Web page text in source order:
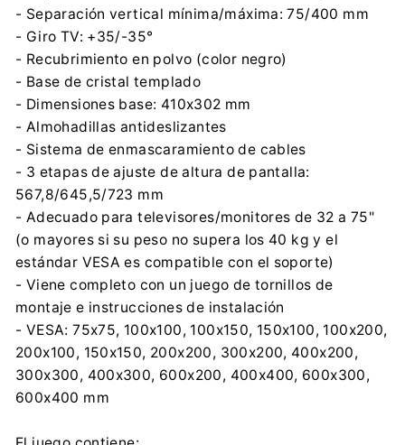
- Separación vertical mínima/máxima: 75/400 mm
- Giro TV: +35/-35°
- Recubrimiento en polvo (color negro)
- Base de cristal templado
- Dimensiones base: 410x302 mm
- Almohadillas antideslizantes
- Sistema de enmascaramiento de cables
- 3 etapas de ajuste de altura de pantalla:
567,8/645,5/723 mm
- Adecuado para televisores/monitores de 32 a 75"
(o mayores si su peso no supera los 40 kg y el
estándar VESA es compatible con el soporte)
- Viene completo con un juego de tornillos de
montaje e instrucciones de instalación
- VESA: 75x75, 100x100, 100x150, 150x100, 100x200,
200x100, 150x150, 200x200, 300x200, 400x200,
300x300, 400x300, 600x200, 400x400, 600x300,
600x400 mm